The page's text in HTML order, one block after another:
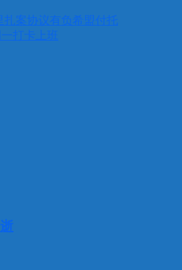
扎案协议有负希盟付托
打卡上班